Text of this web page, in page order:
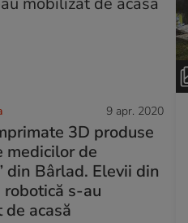
9 apr. 2020
3D produse
medicilor de
din Bârlad. Elevii din
robotică s-au
acasă